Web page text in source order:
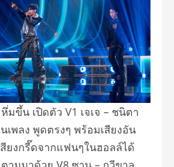
มขึ้น เปิดตัว V1 เจเจ – ชนิตา
เพลง พูดตรงๆ พร้อมเสียงอัน
สียงกรี๊ดจากแฟนๆในฮอลล์ได้